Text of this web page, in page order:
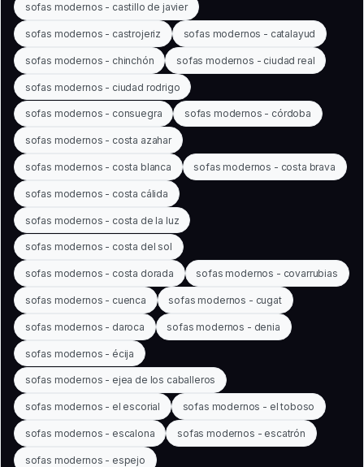
sofas modernos - castillo de javier
sofas modernos - castrojeriz sofas modernos - catalayud
sofas modernos - chinchón sofas modernos - ciudad real
sofas modernos - ciudad rodrigo
sofas modernos - consuegra sofas modernos - córdoba
sofas modernos - costa azahar
sofas modernos - costa blanca sofas modernos - costa brava
sofas modernos - costa cálida
sofas modernos - costa de la luz
sofas modernos - costa del sol
sofas modernos - costa dorada sofas modernos - covarrubias
sofas modernos - cuenca sofas modernos - cugat
sofas modernos - daroca sofas modernos - denia
sofas modernos - écija
sofas modernos - ejea de los caballeros
sofas modernos - el escorial sofas modernos - el toboso
sofas modernos - escalona sofas modernos - escatrón
sofas modernos - espejo